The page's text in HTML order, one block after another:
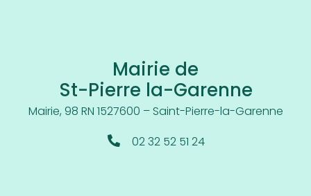
Mairie de
St-Pierre la-Garenne
Mairie, 98 RN 1527600 – Saint-Pierre-la-Garenne
02 32 52 51 24